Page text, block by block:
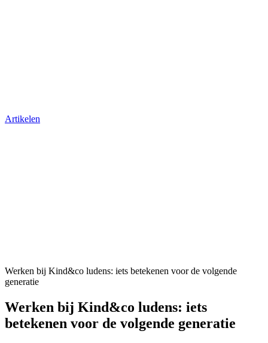
Artikelen
Werken bij Kind&co ludens: iets betekenen voor de volgende
generatie
Werken bij Kind&co ludens: iets
betekenen voor de volgende generatie